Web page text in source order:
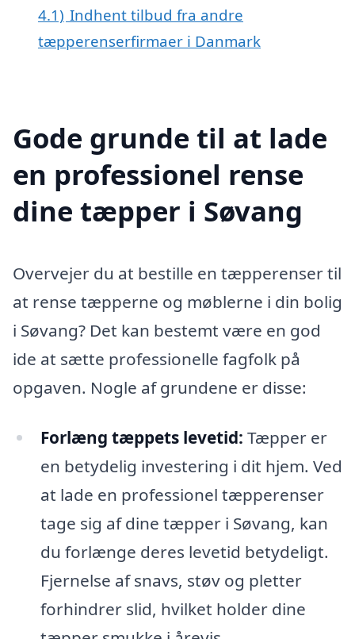
4.1) Indhent tilbud fra andre
tæpperenserfirmaer i Danmark
Gode grunde til at lade
en professionel rense
dine tæpper i Søvang
Overvejer du at bestille en tæpperenser til
at rense tæpperne og møblerne i din bolig
i Søvang? Det kan bestemt være en god
ide at sætte professionelle fagfolk på
opgaven. Nogle af grundene er disse:
Forlæng tæppets levetid: Tæpper er
en betydelig investering i dit hjem. Ved
at lade en professionel tæpperenser
tage sig af dine tæpper i Søvang, kan
du forlænge deres levetid betydeligt.
Fjernelse af snavs, støv og pletter
forhindrer slid, hvilket holder dine